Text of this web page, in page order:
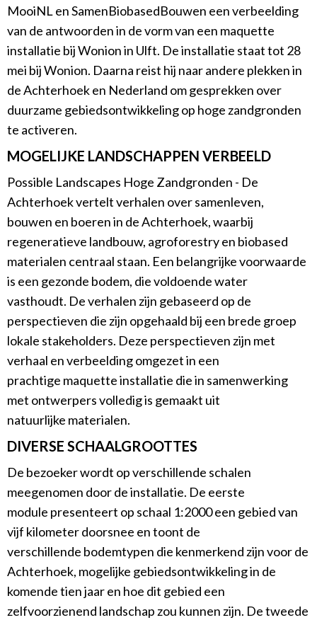
MooiNL en SamenBiobasedBouwen een verbeelding
van de antwoorden in de vorm van een maquette
installatie bij Wonion in Ulft. De installatie staat tot 28
mei bij Wonion. Daarna reist hij naar andere plekken in
de Achterhoek en Nederland om gesprekken over
duurzame gebiedsontwikkeling op hoge zandgronden
te activeren.
MOGELIJKE LANDSCHAPPEN VERBEELD
Possible Landscapes Hoge Zandgronden - De
Achterhoek vertelt verhalen over samenleven,
bouwen en boeren in de Achterhoek, waarbij
regeneratieve landbouw, agroforestry en biobased
materialen centraal staan. Een belangrijke voorwaarde
is een gezonde bodem, die voldoende water
vasthoudt. De verhalen zijn gebaseerd op de
perspectieven die zijn opgehaald bij een brede groep
lokale stakeholders. Deze perspectieven zijn met
verhaal en verbeelding omgezet in een
prachtige maquette installatie die in samenwerking
met ontwerpers volledig is gemaakt uit
natuurlijke materialen.
DIVERSE SCHAALGROOTTES
De bezoeker wordt op verschillende schalen
meegenomen door de installatie. De eerste
module presenteert op schaal 1:2000 een gebied van
vijf kilometer doorsnee en toont de
verschillende bodemtypen die kenmerkend zijn voor de
Achterhoek, mogelijke gebiedsontwikkeling in de
komende tien jaar en hoe dit gebied een
zelfvoorzienend landschap zou kunnen zijn. De tweede